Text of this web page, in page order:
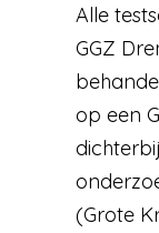
Alle
GGZ
op een
(Grote